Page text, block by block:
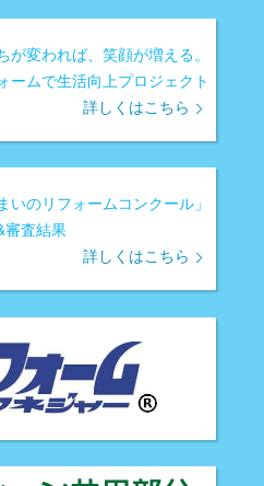
が変われば、笑顔が増える。
ームで生活向上プロジェクト
詳しくはこちら
いのリフォームコンクール」
審査結果
詳しくはこちら